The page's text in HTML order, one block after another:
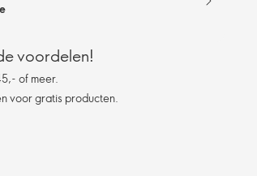
voordelen!
of meer.
voor gratis producten.